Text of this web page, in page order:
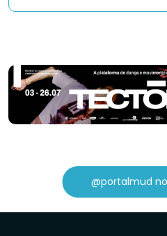
@portalmud